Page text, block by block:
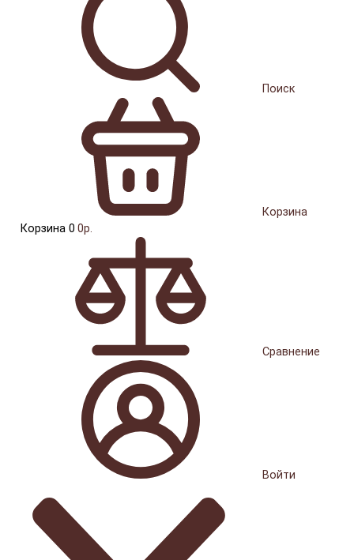
Поиск
Корзина
Корзина 0 0р.
Сравнение
Войти